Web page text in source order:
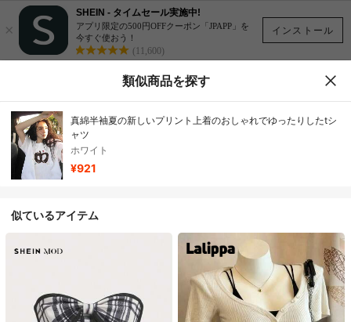
インストール
×
SHEIN - タイムセール実施中!
アプリ限定の500円OFFクーポン「JPAPP」を
今すぐ使おう！
(11,600)
類似商品を探す
真綿半袖夏の新しいプリント上着のおしゃれでゆったりしたtシ
ャツ
ホワイト
¥921
似ているアイテム